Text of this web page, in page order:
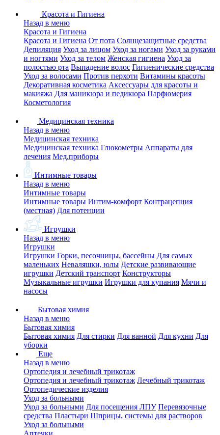
Красота и Гигиена
Назад в меню
Красота и Гигиена
Красота и Гигиена От пота Солнцезащитные средства
Депиляция Уход за лицом Уход за ногами Уход за руками
и ногтями Уход за телом Женская гигиена Уход за
полостью рта Выпадение волос Гигиенические средства
Уход за волосами Против перхоти Витамины красоты
Декоративная косметика Аксессуары для красоты и
макияжа Для маникюра и педикюра Парфюмерия
Косметология
Медицинская техника
Назад в меню
Медицинская техника
Медицинская техника Глюкометры Аппараты для
лечения Мед.приборы
Интимные товары
Назад в меню
Интимные товары
Интимные товары Интим-комфорт Контрацепция
(местная) Для потенции
Игрушки
Назад в меню
Игрушки
Игрушки Горки, песочницы, бассейны Для самых
маленьких Неваляшки, юлы Детские развивающие
игрушки Детский транспорт Конструкторы
Музыкальные игрушки Игрушки для купания Мячи и
насосы
Бытовая химия
Назад в меню
Бытовая химия
Бытовая химия Для стирки Для ванной Для кухни Для
уборки
Еще
Назад в меню
Ортопедия и лечебный трикотаж
Ортопедия и лечебный трикотаж Лечебный трикотаж
Ортопедические изделия
Уход за больными
Уход за больными Для посещения ЛПУ Перевязочные
средства Пластыри Шприцы, системы для растворов
Уход за больными
Аптечки